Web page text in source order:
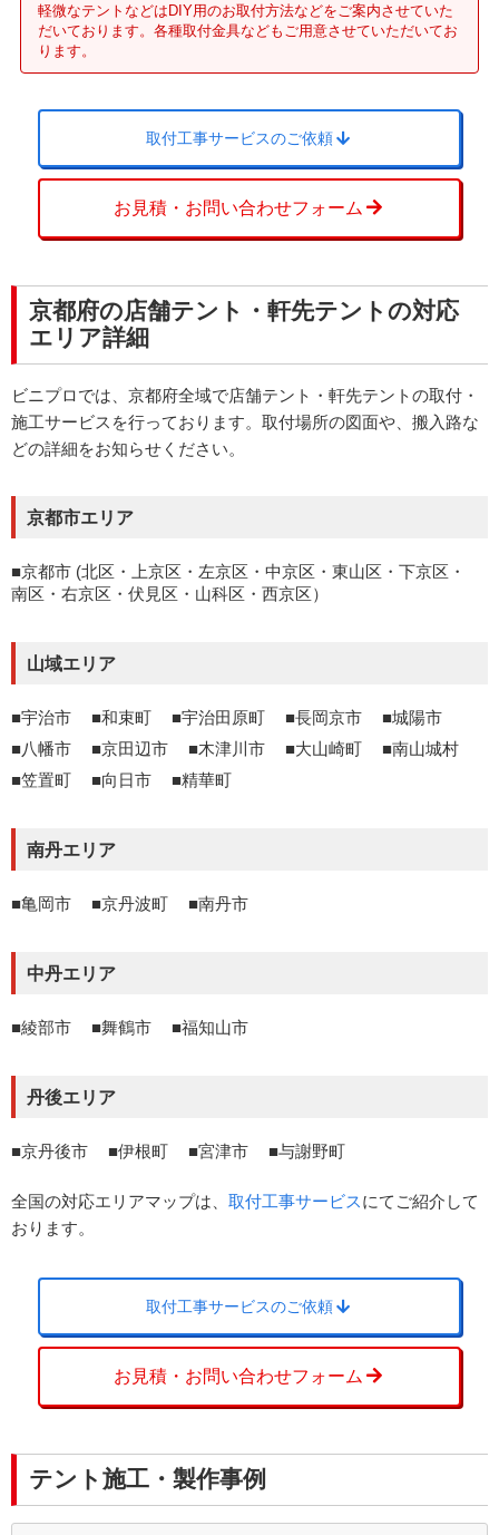
軽微なテントなどはDIY用のお取付方法などをご案内させていた
だいております。各種取付金具などもご用意させていただいてお
ります。
取付工事サービスのご依頼
お見積・お問い合わせフォーム
京都府の店舗テント・軒先テントの対応
エリア詳細
ビニプロでは、京都府全域で店舗テント・軒先テントの取付・
施工サービスを行っております。取付場所の図面や、搬入路な
どの詳細をお知らせください。
京都市エリア
京都市 (北区・上京区・左京区・中京区・東山区・下京区・
南区・右京区・伏見区・山科区・西京区）
山域エリア
宇治市 和束町 宇治田原町 長岡京市
城陽市
八幡市
京田辺市 木津川市 大山崎町
南山城村
笠置町
向日市 精華町
南丹エリア
亀岡市 京丹波町 南丹市
中丹エリア
綾部市 舞鶴市 福知山市
丹後エリア
京丹後市 伊根町 宮津市 与謝野町
全国の対応エリアマップは、 取付工事サービスにてご紹介して
おります。
取付工事サービスのご依頼
お見積・お問い合わせフォーム
テント施工・製作事例